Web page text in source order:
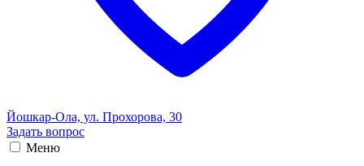
Йошкар-Ола, ул. Прохорова, 30
Задать вопрос
Меню